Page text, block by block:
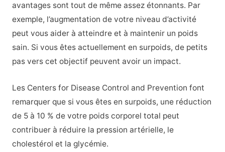
avantages sont tout de même assez étonnants. Par
exemple, l’augmentation de votre niveau d’activité
peut vous aider à atteindre et à maintenir un poids
sain. Si vous êtes actuellement en surpoids, de petits
pas vers cet objectif peuvent avoir un impact.
Les Centers for Disease Control and Prevention font
remarquer que si vous êtes en surpoids, une réduction
de 5 à 10 % de votre poids corporel total peut
contribuer à réduire la pression artérielle, le
cholestérol et la glycémie.